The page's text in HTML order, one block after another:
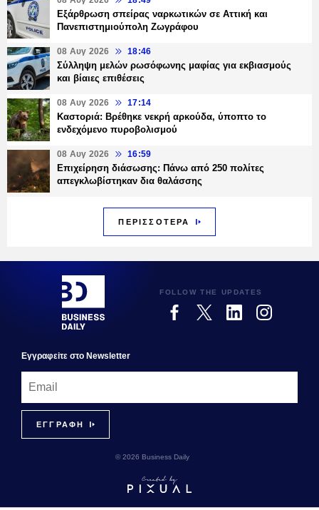
Εξάρθρωση σπείρας ναρκωτικών σε Αττική και
Πανεπιστημιούπολη Ζωγράφου
08 Αυγ 2026 18:46
Σύλληψη μελών ρωσόφωνης μαφίας για εκβιασμούς
και βίαιες επιθέσεις
08 Αυγ 2026 17:14
Καστοριά: Βρέθηκε νεκρή αρκούδα, ύποπτο το
ενδεχόμενο πυροβολισμού
08 Αυγ 2026 16:59
Επιχείρηση διάσωσης: Πάνω από 250 πολίτες
απεγκλωβίστηκαν δια θαλάσσης
ΠΕΡΙΣΣΟΤΕΡΑ
FOLLOW THE UPDATES
Εγγραφεiτε στο Newsletter
© 2026 Business Daily